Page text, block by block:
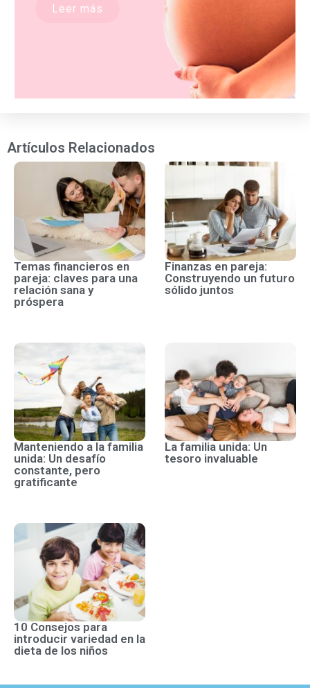
Leer más
Artículos Relacionados
Temas financieros en
pareja: claves para una
relación sana y
próspera
Finanzas en pareja:
Construyendo un futuro
sólido juntos
Manteniendo a la familia
unida: Un desafío
constante, pero
gratificante
La familia unida: Un
tesoro invaluable
10 Consejos para
introducir variedad en la
dieta de los niños